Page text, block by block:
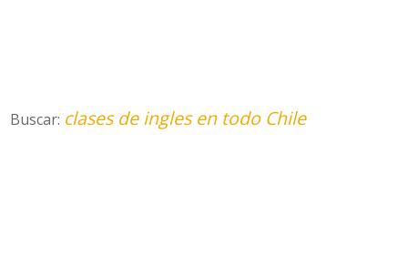
Buscar: clases de ingles en todo Chile